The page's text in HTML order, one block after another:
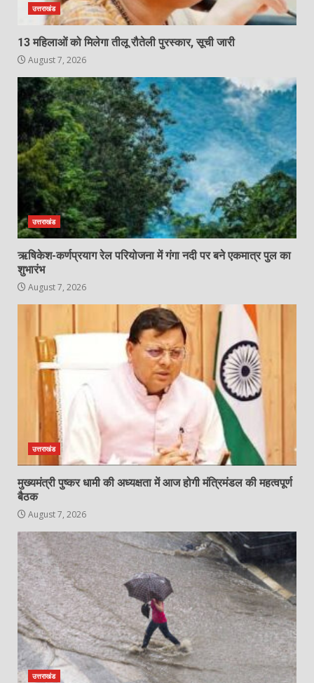
उत्तराखंड
13 महिलाओं को मिलेगा तीलू रौतेली पुरस्कार, सूची जारी
August 7, 2026
उत्तराखंड
ऋषिकेश-कर्णप्रयाग रेल परियोजना में गंगा नदी पर बने एकमात्र पुल का
शुभारंभ
August 7, 2026
उत्तराखंड
मुख्यमंत्री पुष्कर धामी की अध्यक्षता में आज होगी मंत्रिमंडल की महत्वपूर्ण
बैठक
August 7, 2026
उत्तराखंड